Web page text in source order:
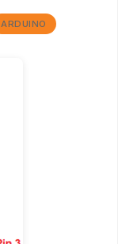
ARDUINO